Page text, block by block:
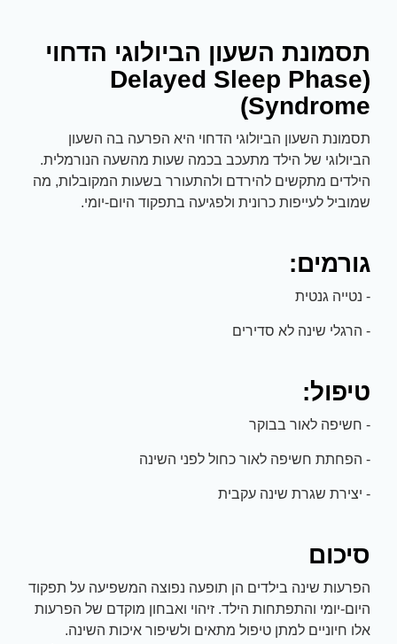
תסמונת השעון הביולוגי הדחוי
(Delayed Sleep Phase
Syndrome)
תסמונת השעון הביולוגי הדחוי היא הפרעה בה השעון
הביולוגי של הילד מתעכב בכמה שעות מהשעה הנורמלית.
הילדים מתקשים להירדם ולהתעורר בשעות המקובלות, מה
שמוביל לעייפות כרונית ולפגיעה בתפקוד היום-יומי.
גורמים:
- נטייה גנטית
- הרגלי שינה לא סדירים
טיפול:
- חשיפה לאור בבוקר
- הפחתת חשיפה לאור כחול לפני השינה
- יצירת שגרת שינה עקבית
סיכום
הפרעות שינה בילדים הן תופעה נפוצה המשפיעה על תפקוד
היום-יומי והתפתחות הילד. זיהוי ואבחון מוקדם של הפרעות
אלו חיוניים למתן טיפול מתאים ולשיפור איכות השינה.